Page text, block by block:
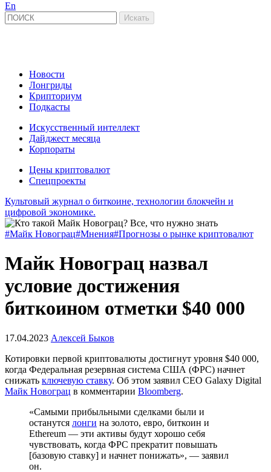
En
Новости
Лонгриды
Крипториум
Подкасты
Искусственный интеллект
Дайджест месяца
Корпораты
Цены криптовалют
Спецпроекты
Культовый журнал о биткоине, технологии блокчейн и
цифровой экономике.
#Майк Новограц#Мнения#Прогнозы о рынке криптовалют
Майк Новограц назвал
условие достижения
биткоином отметки $40 000
17.04.2023 Алексей Быков
Котировки первой криптовалюты достигнут уровня $40 000,
когда Федеральная резервная система США (ФРС) начнет
снижать ключевую ставку. Об этом заявил CEO Galaxy Digital
Майк Новограц в комментарии Bloomberg.
«Самыми прибыльными сделками были и
останутся лонги на золото, евро, биткоин и
Ethereum — эти активы будут хорошо себя
чувствовать, когда ФРС прекратит повышать
[базовую ставку] и начнет понижать», — заявил
он.